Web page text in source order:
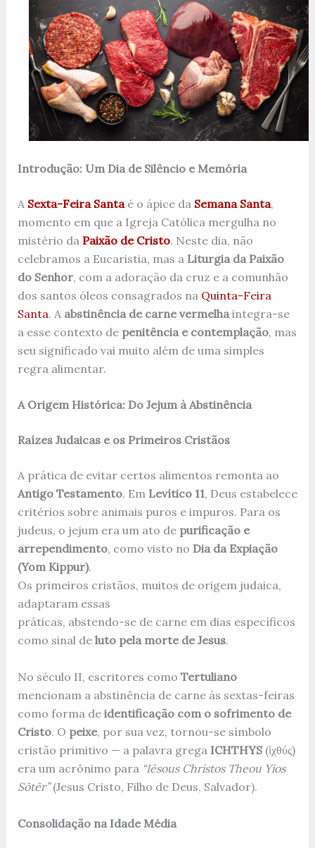
Introdução: Um Dia de Silêncio e Memória
A Sexta-Feira Santaé o ápice da Semana Santa,
momento em que a Igreja Católica mergulha no
mistério da Paixão de Cristo. Neste dia, não
celebramos a Eucaristia, mas a Liturgia da Paixão
do Senhor, com a adoração da cruz e a comunhão
dos santos óleos consagrados na Quinta-Feira
Santa. A abstinência de carne vermelhaintegra-se
a esse contexto de penitência e contemplação, mas
seu significado vai muito além de uma simples
regra alimentar.
A Origem Histórica: Do Jejum à Abstinência
Raízes Judaicas e os Primeiros Cristãos
A prática de evitar certos alimentos remonta ao
Antigo Testamento. Em Levítico 11, Deus estabelece
critérios sobre animais puros e impuros. Para os
judeus, o jejum era um ato de purificação e
arrependimento, como visto no Dia da Expiação
(Yom Kippur).
Os primeiros cristãos, muitos de origem judaica,
adaptaram essas
práticas, abstendo-se de carne em dias específicos
como sinal de luto pela morte de Jesus.
No século II, escritores como Tertuliano
mencionam a abstinência de carne às sextas-feiras
como forma de identificação com o sofrimento de
Cristo. O peixe, por sua vez, tornou-se símbolo
cristão primitivo — a palavra grega ICHTHYS(ἰχθύς)
era um acrônimo para “Iēsous Christos Theou Yios
Sōtēr”(Jesus Cristo, Filho de Deus, Salvador).
Consolidação na Idade Média